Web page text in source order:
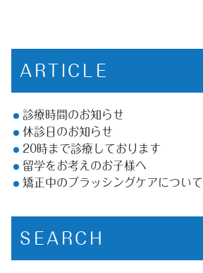
ARTICLE
診療時間のお知らせ
休診日のお知らせ
20時まで診療しております
留学をお考えのお子様へ
矯正中のブラッシングケアについて
SEARCH